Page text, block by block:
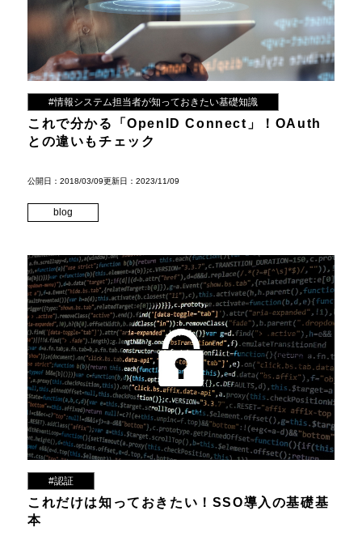
#情報システム担当者が知っておきたい基礎知識
これで分かる「OpenID Connect」！OAuth
との違いもチェック
公開日：2018/03/09更新日：2023/11/09
blog
#認証
これだけは知っておきたい！SSO導入の基礎基
本